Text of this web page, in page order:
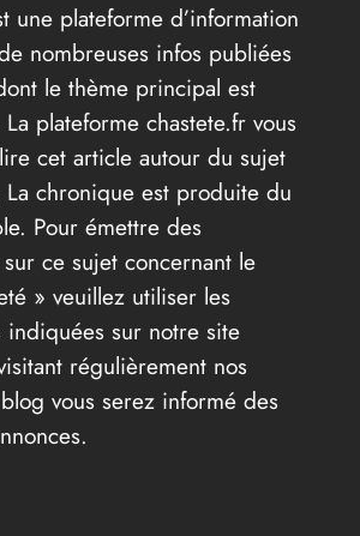
une plateforme d’information
nombreuses infos publiées
le thème principal est
plateforme chastete.fr vous
cet article autour du sujet
La chronique est produite du
Pour émettre des
ce sujet concernant le
» veuillez utiliser les
indiquées sur notre site
régulièrement nos
vous serez informé des